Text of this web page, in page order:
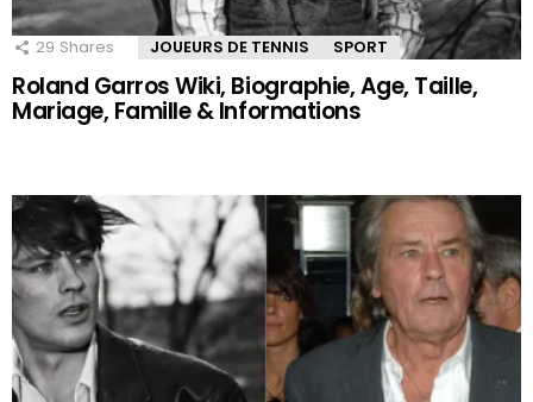
29 Shares JOUEURS DE TENNIS SPORT
Roland Garros Wiki, Biographie, Age, Taille,
Mariage, Famille & Informations